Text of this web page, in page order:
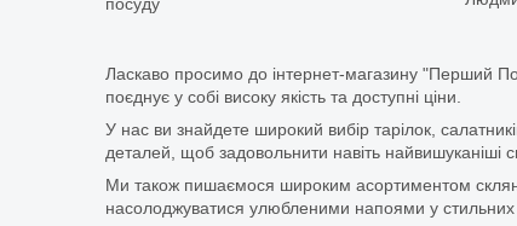
посуду
Ласкаво просимо до інтернет-магазину "Перший
поєднує у собі високу якість та доступні ціни.
У нас ви знайдете широкий вибір тарілок,
деталей, щоб задовольнити навіть найвишуканіші
Ми також пишаємося широким асортиментом
насолоджуватися улюбленими напоями у стильних